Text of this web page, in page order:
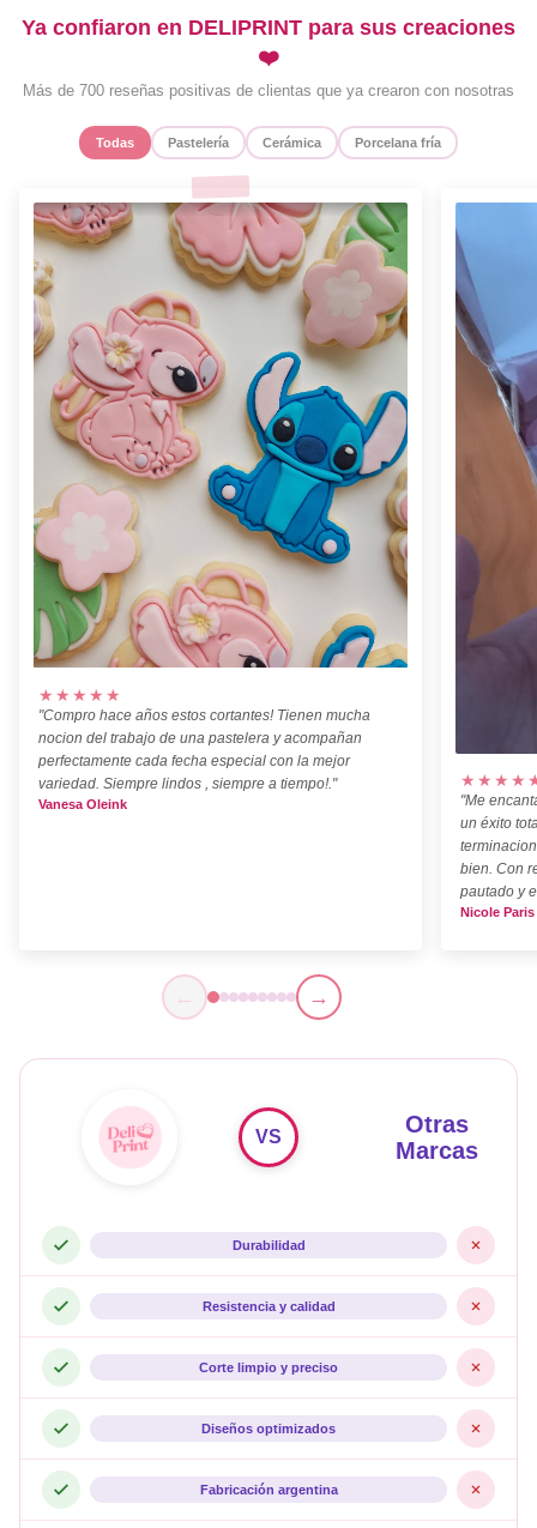
Ya confiaron en DELIPRINT para sus creaciones
❤️
Más de 700 reseñas positivas de clientas que ya crearon con nosotras
Todas Pastelería Cerámica Porcelana fría
★★★★★
"Compro hace años estos cortantes! Tienen mucha
nocion del trabajo de una pastelera y acompañan
perfectamente cada fecha especial con la mejor
variedad. Siempre lindos , siempre a tiempo!."
Vanesa Oleink
"Me
un éxito
bien. Con
pautado y
Nicole Paris
← →
Otras
Marcas
VS
Durabilidad
Resistencia y calidad
Corte limpio y preciso
Diseños optimizados
Fabricación argentina